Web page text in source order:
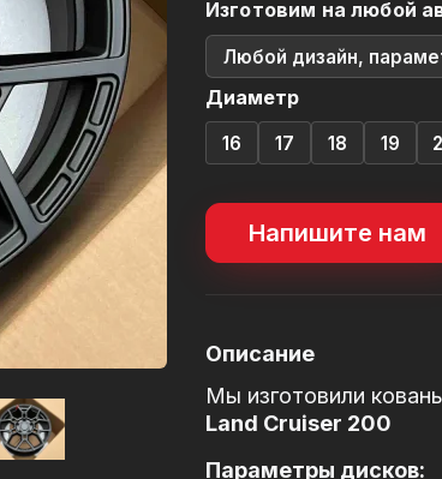
Изготовим на любой
Любой дизайн,
Диаметр
16 17 18 19
Напишите нам
Описание
Мы изготовили
Land Cruiser 200
Параметры дисков: